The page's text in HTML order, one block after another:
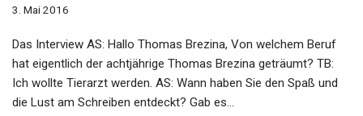
3. Mai 2016
Das Interview AS: Hallo Thomas Brezina, Von welchem Beruf
hat eigentlich der achtjährige Thomas Brezina geträumt? TB:
Ich wollte Tierarzt werden. AS: Wann haben Sie den Spaß und
die Lust am Schreiben entdeckt? Gab es…